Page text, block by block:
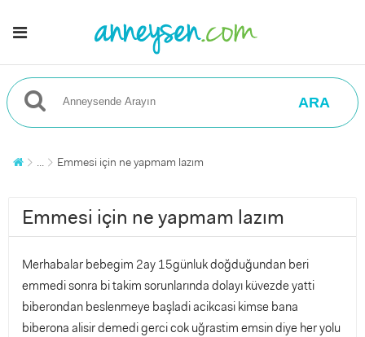
ARA
... Emmesi için ne yapmam lazım
Emmesi için ne yapmam lazım
Merhabalar bebegim 2ay 15günluk doğduğundan beri
emmedi sonra bi takim sorunlarında dolayı küvezde yatti
biberondan beslenmeye başladi acikcasi kimse bana
biberona alisir demedi gerci cok uğrastim emsin diye her yolu